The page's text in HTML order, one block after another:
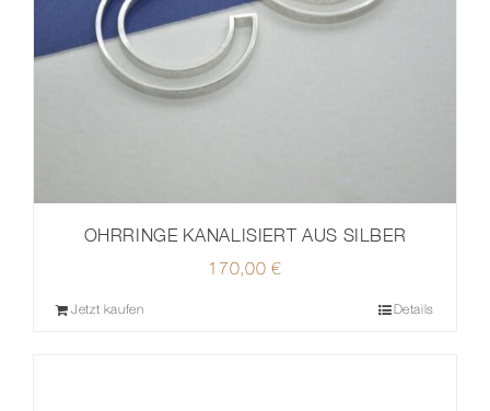
OHRRINGE KANALISIERT AUS SILBER
170,00 €
Jetzt kaufen Details